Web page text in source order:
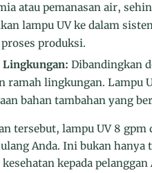
atau pemanasan air,
lampu UV ke dalam
produksi.
Lingkungan: Dibandingkan
ramah lingkungan. Lampu
bahan tambahan yang
tersebut, lampu UV 8
Anda. Ini bukan
kepada pelanggan